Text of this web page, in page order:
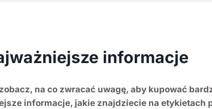
informacje
zobacz, na co zwracać uwagę, aby kupować
informacje, jakie znajdziecie na etykietach